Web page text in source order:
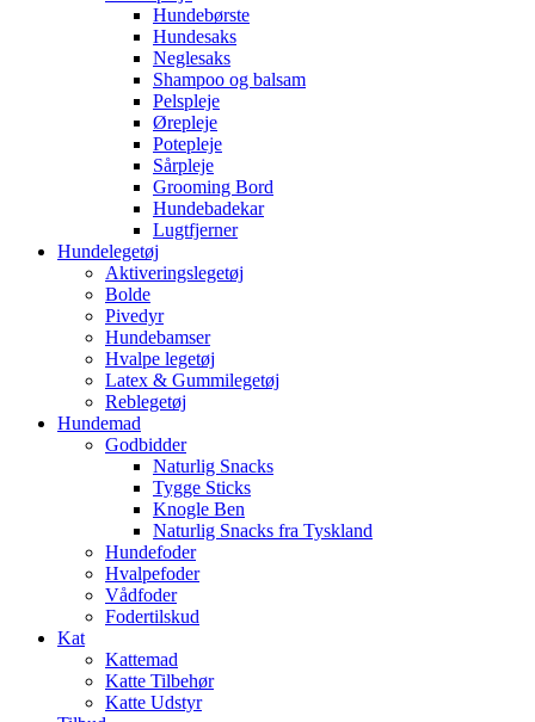
Hundebørste
Hundesaks
Neglesaks
Shampoo og balsam
Pelspleje
Ørepleje
Potepleje
Sårpleje
Grooming Bord
Hundebadekar
Lugtfjerner
Hundelegetøj
Aktiveringslegetøj
Bolde
Pivedyr
Hundebamser
Hvalpe legetøj
Latex & Gummilegetøj
Reblegetøj
Hundemad
Godbidder
Naturlig Snacks
Tygge Sticks
Knogle Ben
Naturlig Snacks fra Tyskland
Hundefoder
Hvalpefoder
Vådfoder
Fodertilskud
Kat
Kattemad
Katte Tilbehør
Katte Udstyr